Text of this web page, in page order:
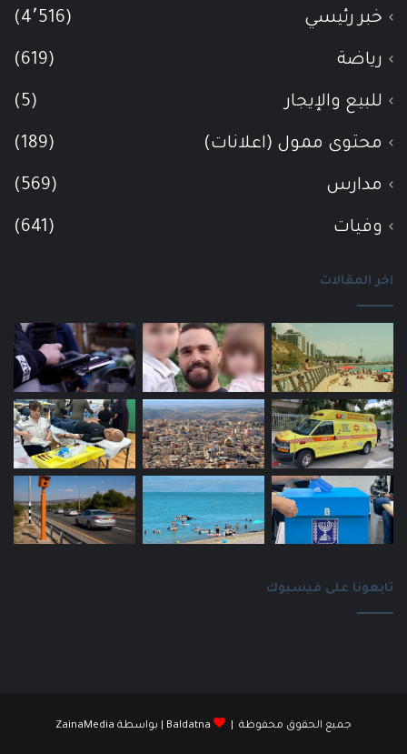
خبر رئيسي (4٬516)
رياضة (619)
للبيع والإيجار (5)
محتوى ممول (اعلانات) (189)
مدارس (569)
وفيات (641)
اخر المقالات
تابعونا على فيسبوك
جميع الحقوق محفوظة | Baldatna | بواسطة ZainaMedia